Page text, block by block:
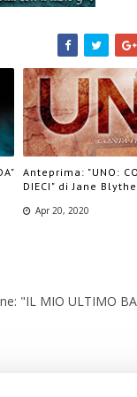
Anteprima: "UNO:
DIECI" di Jane Blythe
Apr 20, 2020
"IL MIO ULTIMO